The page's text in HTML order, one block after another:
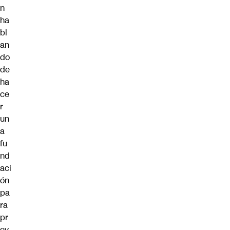
n
ha
bl
an
do
de
ha
ce
r
un
a
fu
nd
aci
ón
pa
ra
pr